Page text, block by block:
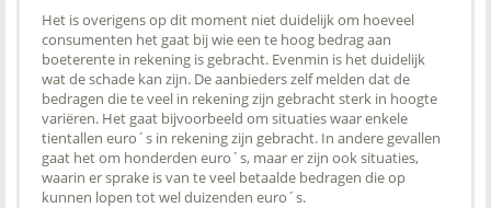
Het is overigens op dit moment niet duidelijk om hoeveel
consumenten het gaat bij wie een te hoog bedrag aan
boeterente in rekening is gebracht. Evenmin is het duidelijk
wat de schade kan zijn. De aanbieders zelf melden dat de
bedragen die te veel in rekening zijn gebracht sterk in hoogte
variëren. Het gaat bijvoorbeeld om situaties waar enkele
tientallen euro´s in rekening zijn gebracht. In andere gevallen
gaat het om honderden euro´s, maar er zijn ook situaties,
waarin er sprake is van te veel betaalde bedragen die op
kunnen lopen tot wel duizenden euro´s.